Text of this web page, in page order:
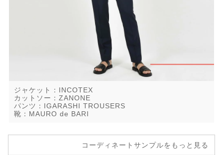
ジャケット：INCOTEX
カットソー：ZANONE
パンツ：IGARASHI TROUSERS
靴：MAURO de BARI
コーディネートサンプルをもっと見る